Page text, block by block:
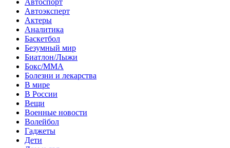
Автоэксперт
Актеры
Аналитика
Баскетбол
Безумный мир
Биатлон/Лыжи
Бокс/MMA
Болезни и лекарства
В мире
В России
Вещи
Военные новости
Волейбол
Гаджеты
Дети